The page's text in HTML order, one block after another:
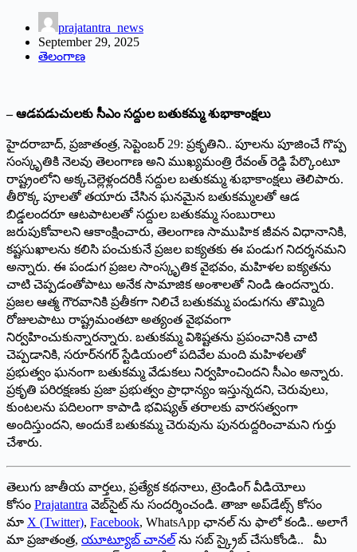
prajatantra_news
September 29, 2025
తెలంగాణ
– ఆడపడుచులకు సీఎం సద్దుల బతుకమ్మ శుభాకాంక్షలు
హైదరాబాద్‌, ప్రజాతంత్ర, సెప్టెంబర్‌ 29: ప్రకృతిని.. పూలను పూజించే గొప్ప
సంస్కృతికి నెలవు తెలంగాణ అని ముఖ్యమంత్రి రేవంత్‌ రెడ్డి పేర్కొంటూ
రాష్ట్రంలోని అక్కచెల్లెళ్లందరికీ సద్దుల బతుకమ్మ శుభాకాంక్షలు తెలిపారు.
తీరొక్క పూలతో తయారు చేసిన ఘనమైన బతుకమ్మలతో ఆడ
బిడ్డలందరూ ఆటపాటలతో సద్దుల బతుకమ్మ సంబురాలు
జరుపుకోవాలని ఆకాంక్షించారు, తెలంగాణ సాముహిక జీవన విధానానికి,
కష్టసుఖాలను కలిసి పంచుకునే ప్రజల ఐక్యతకు ఈ పండుగ నిదర్శనమని
అన్నారు. ఈ పండుగ ప్రజల సాంస్కృతిక వైభవం, మహిళల ఐక్యతను
చాటి చెప్పడంతోపాటు అనేక సామాజిక అంశాలతో నిండి ఉందన్నారు.
ప్రజల ఆత్మ గౌరవానికి ప్రతీకగా నిలిచే బతుకమ్మ పండుగను తొమ్మిది
రోజులపాటు రాష్ట్రమంతటా అత్యంత వైభవంగా
నిర్వహించుకున్నారన్నారు. బతుకమ్మ విశిష్టతను ప్రపంచానికి చాటి
చెప్పడానికి, సరూర్‌నగర్‌ స్టేడియంలో పదివేల మంది మహిళలతో
ప్రభుత్వం ఘనంగా బతుకమ్మ వేడుకలు నిర్వహించిందని సీఎం అన్నారు.
ప్రకృతి పరిరక్షణకు ప్రజా ప్రభుత్వం ప్రాధాన్యం ఇస్తున్నదని, చెరువులు,
కుంటలను పదిలంగా కాపాడి భవిష్యత్‌ తరాలకు వారసత్వంగా
అందిస్తుందని, అందుకే బతుకమ్మ చెరువును పునరుద్దరించామని గుర్తు
చేశారు.
తెలుగు జాతీయ వార్తలు, ప్రత్యేక కథనాలు, ట్రెండింగ్ వీడియోలు
కోసం Prajatantra వెబ్‌సైట్ ను సందర్శించండి. తాజా అప్‌డేట్స్ కోసం
మా X (Twitter), Facebook, WhatsApp ఛానల్ ను ఫాలో కండి.. అలాగే
మా ప్రజాతంత్ర, యూట్యూబ్ చానల్ ను సబ్ స్క్రైబ్ చేసుకోండి.. మీ